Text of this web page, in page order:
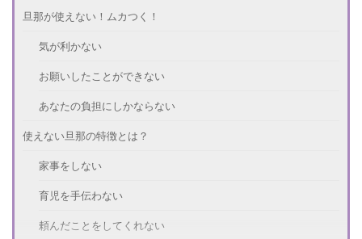
旦那が使えない！ムカつく！
気が利かない
お願いしたことができない
あなたの負担にしかならない
使えない旦那の特徴とは？
家事をしない
育児を手伝わない
頼んだことをしてくれない